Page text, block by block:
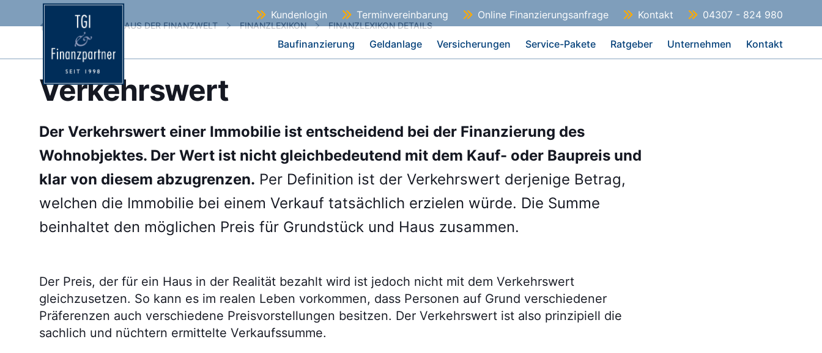
Kundenlogin Terminvereinbarung Online Finanzierungsanfrage Kontakt 04307 - 824 980
Baufinanzierung Geldanlage Versicherungen Service-Pakete Ratgeber Unternehmen Kontakt
AKTUELLES AUS DER FINANZWELT FINANZLEXIKON FINANZLEXIKON DETAILS
Verkehrswert
Der Verkehrswert einer Immobilie ist entscheidend bei der Finanzierung des
Wohnobjektes. Der Wert ist nicht gleichbedeutend mit dem Kauf- oder Baupreis und
klar von diesem abzugrenzen. Per Definition ist der Verkehrswert derjenige Betrag,
welchen die Immobilie bei einem Verkauf tatsächlich erzielen würde. Die Summe
beinhaltet den möglichen Preis für Grundstück und Haus zusammen.
Der Preis, der für ein Haus in der Realität bezahlt wird ist jedoch nicht mit dem Verkehrswert
gleichzusetzen. So kann es im realen Leben vorkommen, dass Personen auf Grund verschiedener
Präferenzen auch verschiedene Preisvorstellungen besitzen. Der Verkehrswert ist also prinzipiell die
sachlich und nüchtern ermittelte Verkaufssumme.